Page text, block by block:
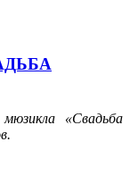
«Свадьба